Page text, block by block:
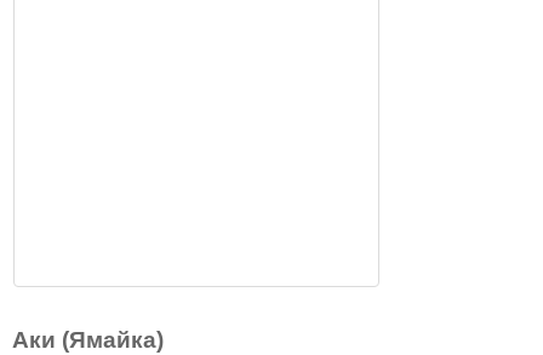
Аки (Ямайка)